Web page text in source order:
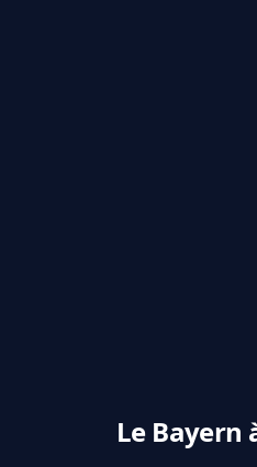
Le Bayern